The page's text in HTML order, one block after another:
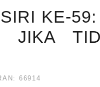
KE-
JIKA
66914